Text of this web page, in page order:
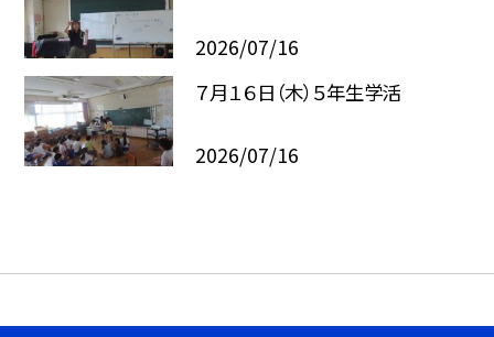
2026/07/16
７月１６日（木）５年生学活
2026/07/16